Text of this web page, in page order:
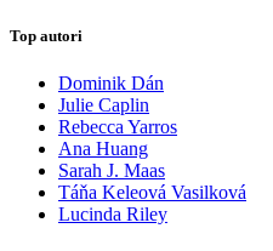
Top autori
Dominik Dán
Julie Caplin
Rebecca Yarros
Ana Huang
Sarah J. Maas
Táňa Keleová Vasilková
Lucinda Riley